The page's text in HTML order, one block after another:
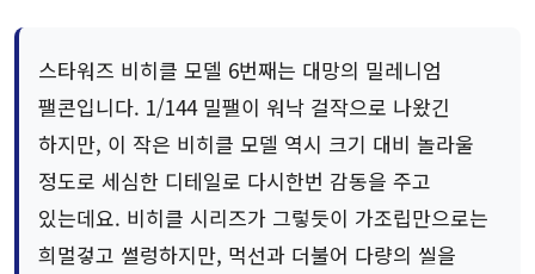
스타워즈 비히클 모델 6번째는 대망의 밀레니엄
팰콘입니다. 1/144 밀팰이 워낙 걸작으로 나왔긴
하지만, 이 작은 비히클 모델 역시 크기 대비 놀라울
정도로 세심한 디테일로 다시한번 감동을 주고
있는데요. 비히클 시리즈가 그렇듯이 가조립만으로는
희멀겋고 썰렁하지만, 먹선과 더불어 다량의 씰을